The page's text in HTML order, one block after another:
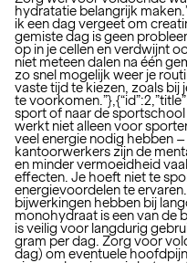
hydratatie belangrijk
ik een dag vergeet om
gemiste dag is geen
op in je cellen en verdwijnt
niet meteen dalen na één
zo snel mogelijk weer je
vaste tijd te kiezen, zoals
te
sport of naar de sportschool
werkt niet alleen voor
veel energie nodig hebben
kantoorwerkers zijn de
en minder vermoeidheid
effecten. Je hoeft niet te
energievoordelen te
bijwerkingen hebben bij
monohydraat is een van de
is veilig voor langdurig
gram per dag. Zorg voor
dag) om eventuele